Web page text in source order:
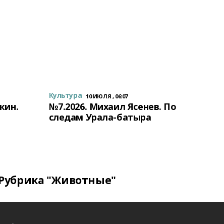
Культура 10 ИЮЛЯ , 06:07
№7.2026. Михаил Ясенев. По
следам Урала-батыра
"Животные"